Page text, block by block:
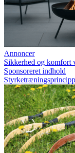
Annoncer
Sikkerhed og komfort
Sponsoreret indhold